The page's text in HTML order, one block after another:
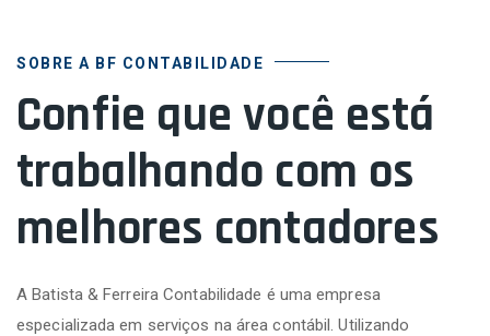
SOBRE A BF CONTABILIDADE
Confie que você está
trabalhando com os
melhores contadores
A Batista & Ferreira Contabilidade é uma empresa
especializada em serviços na área contábil. Utilizando